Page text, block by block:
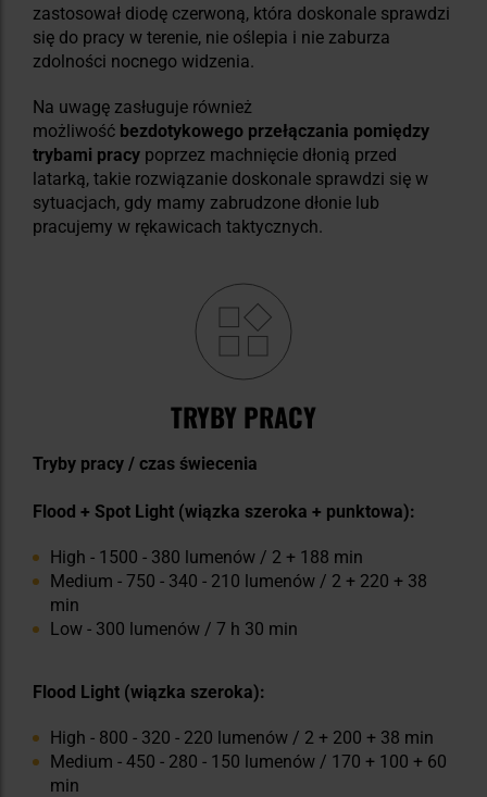
zastosował diodę czerwoną, która doskonale sprawdzi
się do pracy w terenie, nie oślepia i nie zaburza
zdolności nocnego widzenia.
Na uwagę zasługuje również
możliwość bezdotykowego przełączania pomiędzy
trybami pracy poprzez machnięcie dłonią przed
latarką, takie rozwiązanie doskonale sprawdzi się w
sytuacjach, gdy mamy zabrudzone dłonie lub
pracujemy w rękawicach taktycznych.
TRYBY PRACY
Tryby pracy / czas świecenia
Flood + Spot Light (wiązka szeroka + punktowa):
High - 1500 - 380 lumenów / 2 + 188 min
Medium - 750 - 340 - 210 lumenów / 2 + 220 + 38
min
Low - 300 lumenów / 7 h 30 min
Flood Light (wiązka szeroka):
High - 800 - 320 - 220 lumenów / 2 + 200 + 38 min
Medium - 450 - 280 - 150 lumenów / 170 + 100 + 60
min